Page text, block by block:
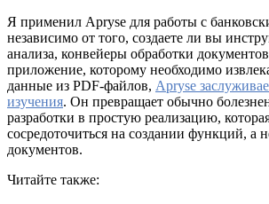
Я применил Apryse для работы с
независимо от того, создаете ли вы
анализа, конвейеры обработки
приложение, которому необходимо
данные из PDF-файлов, Apryse
изучения. Он превращает обычно
разработки в простую реализацию,
сосредоточиться на создании функций, а
документов.
Читайте также: